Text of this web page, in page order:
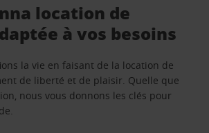
location de
à vos besoins
la vie en faisant de la location de
de liberté et de plaisir. Quelle que
nous vous donnons les clés pour